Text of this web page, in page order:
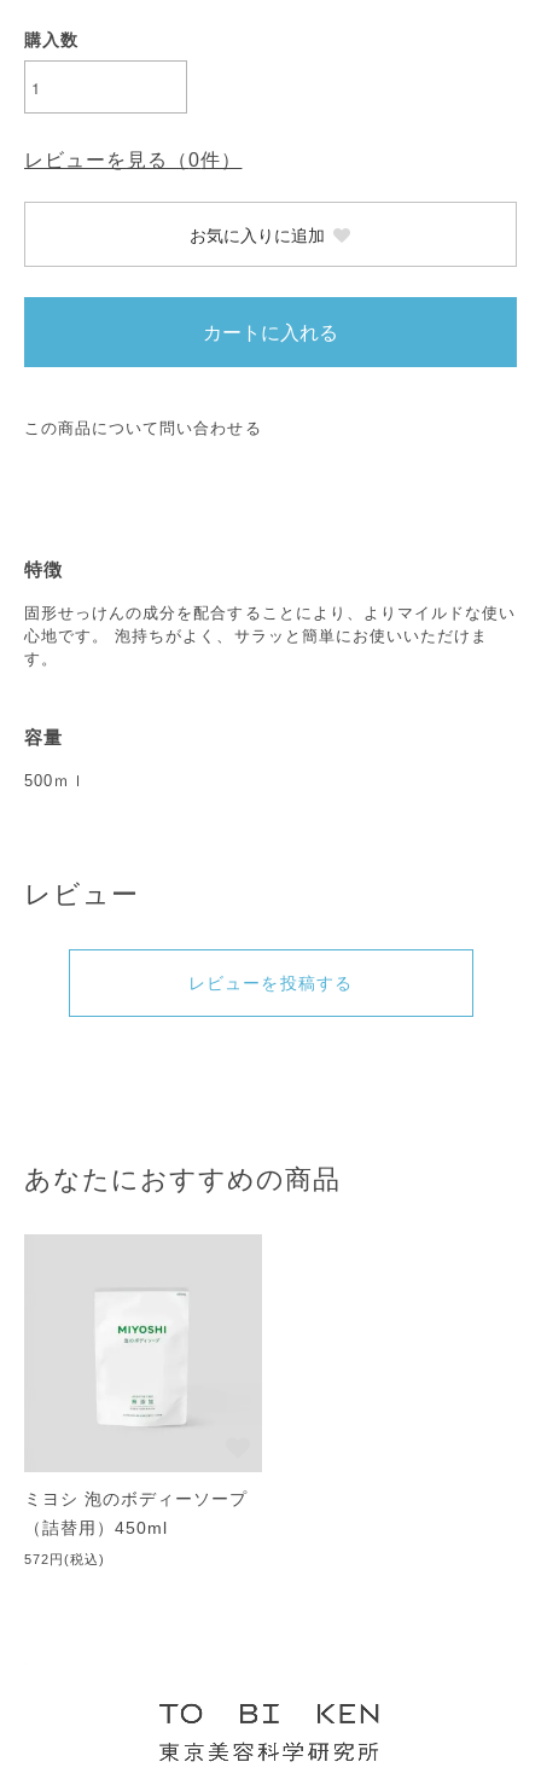
購入数
レビューを見る（0件）
お気に入りに追加
カートに入れる
この商品について問い合わせる
特徴
固形せっけんの成分を配合することにより、よりマイルドな使い
心地です。 泡持ちがよく、サラッと簡単にお使いいただけま
す。
容量
500ｍｌ
レビュー
レビューを投稿する
あなたにおすすめの商品
ミヨシ 泡のボディーソープ
（詰替用）450ml
572円(税込)